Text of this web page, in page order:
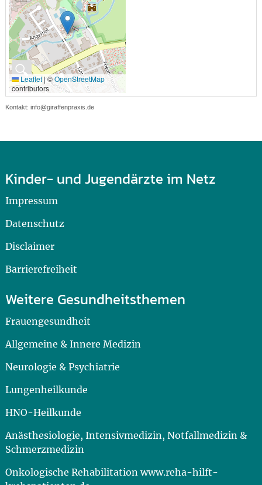
🔍
Leaflet |©OpenStreetMap
contributors
Kontakt: info@giraffenpraxis.de
Kinder- und Jugendärzte im Netz
Impressum
Datenschutz
Disclaimer
Barrierefreiheit
Weitere Gesundheitsthemen
Frauengesundheit
Allgemeine & Innere Medizin
Neurologie & Psychiatrie
Lungenheilkunde
HNO-Heilkunde
Anästhesiologie, Intensivmedizin, Notfallmedizin &
Schmerzmedizin
Onkologische Rehabilitation www.reha-hilft-